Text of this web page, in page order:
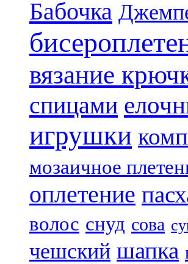
Бабочка
вязание
спицами
игрушки
мозаичное
оплетение
волос снуд сова
чешский шапка